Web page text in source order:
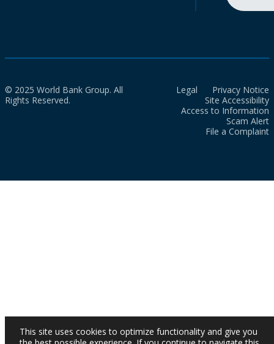
© 2025 World Bank Group. All
Rights Reserved.
Legal
Privacy Notice
Site Accessibility
Access to Information
Scam Alert
File a Complaint
This site uses cookies to optimize functionality and give you